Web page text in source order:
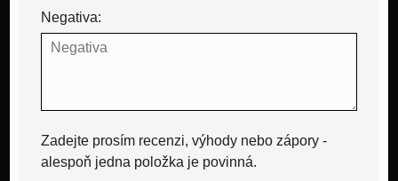
Negativa:
Zadejte prosím recenzi, výhody nebo zápory -
alespoň jedna položka je povinná.